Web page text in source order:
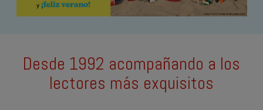
Desde 1992 acompañando a los
lectores más exquisitos